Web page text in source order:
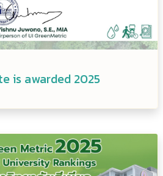
is awarded 2025